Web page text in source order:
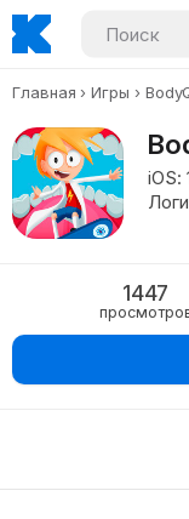
Главная Игры
iOS:
1447